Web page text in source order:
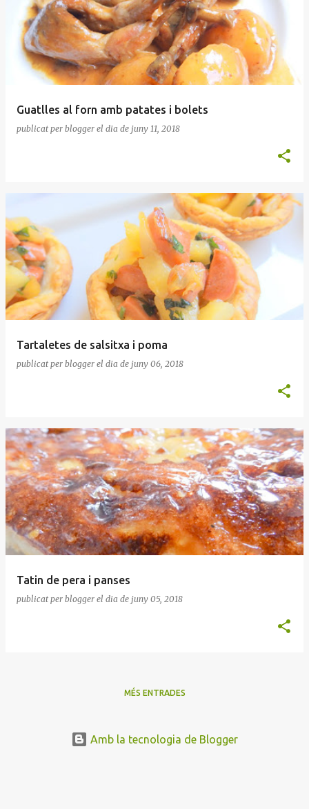
Guatlles al forn amb patates i bolets
publicat per blogger el dia de juny 11, 2018
Tartaletes de salsitxa i poma
publicat per blogger el dia de juny 06, 2018
Tatin de pera i panses
publicat per blogger el dia de juny 05, 2018
MÉS ENTRADES
Amb la tecnologia de Blogger